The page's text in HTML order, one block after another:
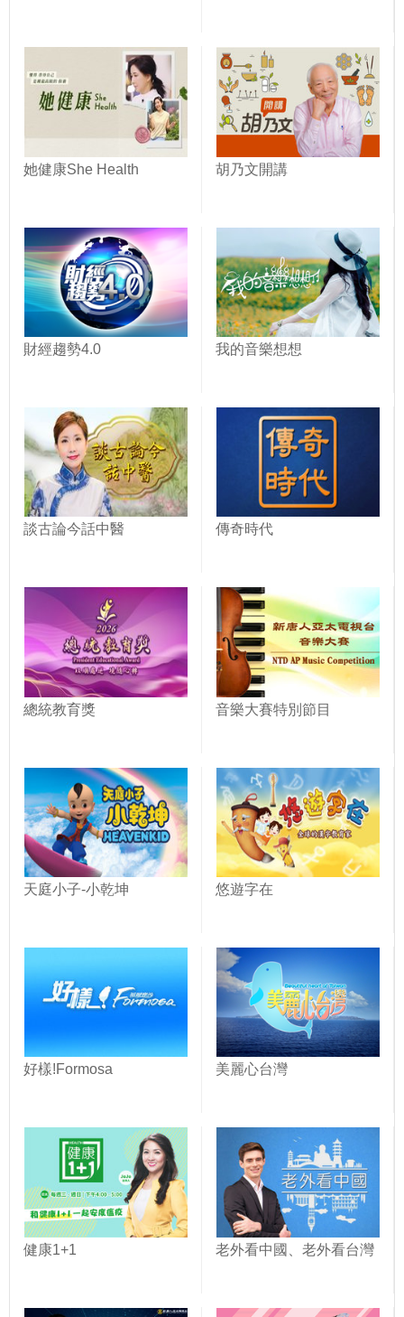
她健康She Health 胡乃文開講
財經趨勢4.0 我的音樂想想
談古論今話中醫 傳奇時代
總統教育獎 音樂大賽特別節目
天庭小子-小乾坤 悠遊字在
好樣!Formosa 美麗心台灣
健康1+1 老外看中國、老外看台灣